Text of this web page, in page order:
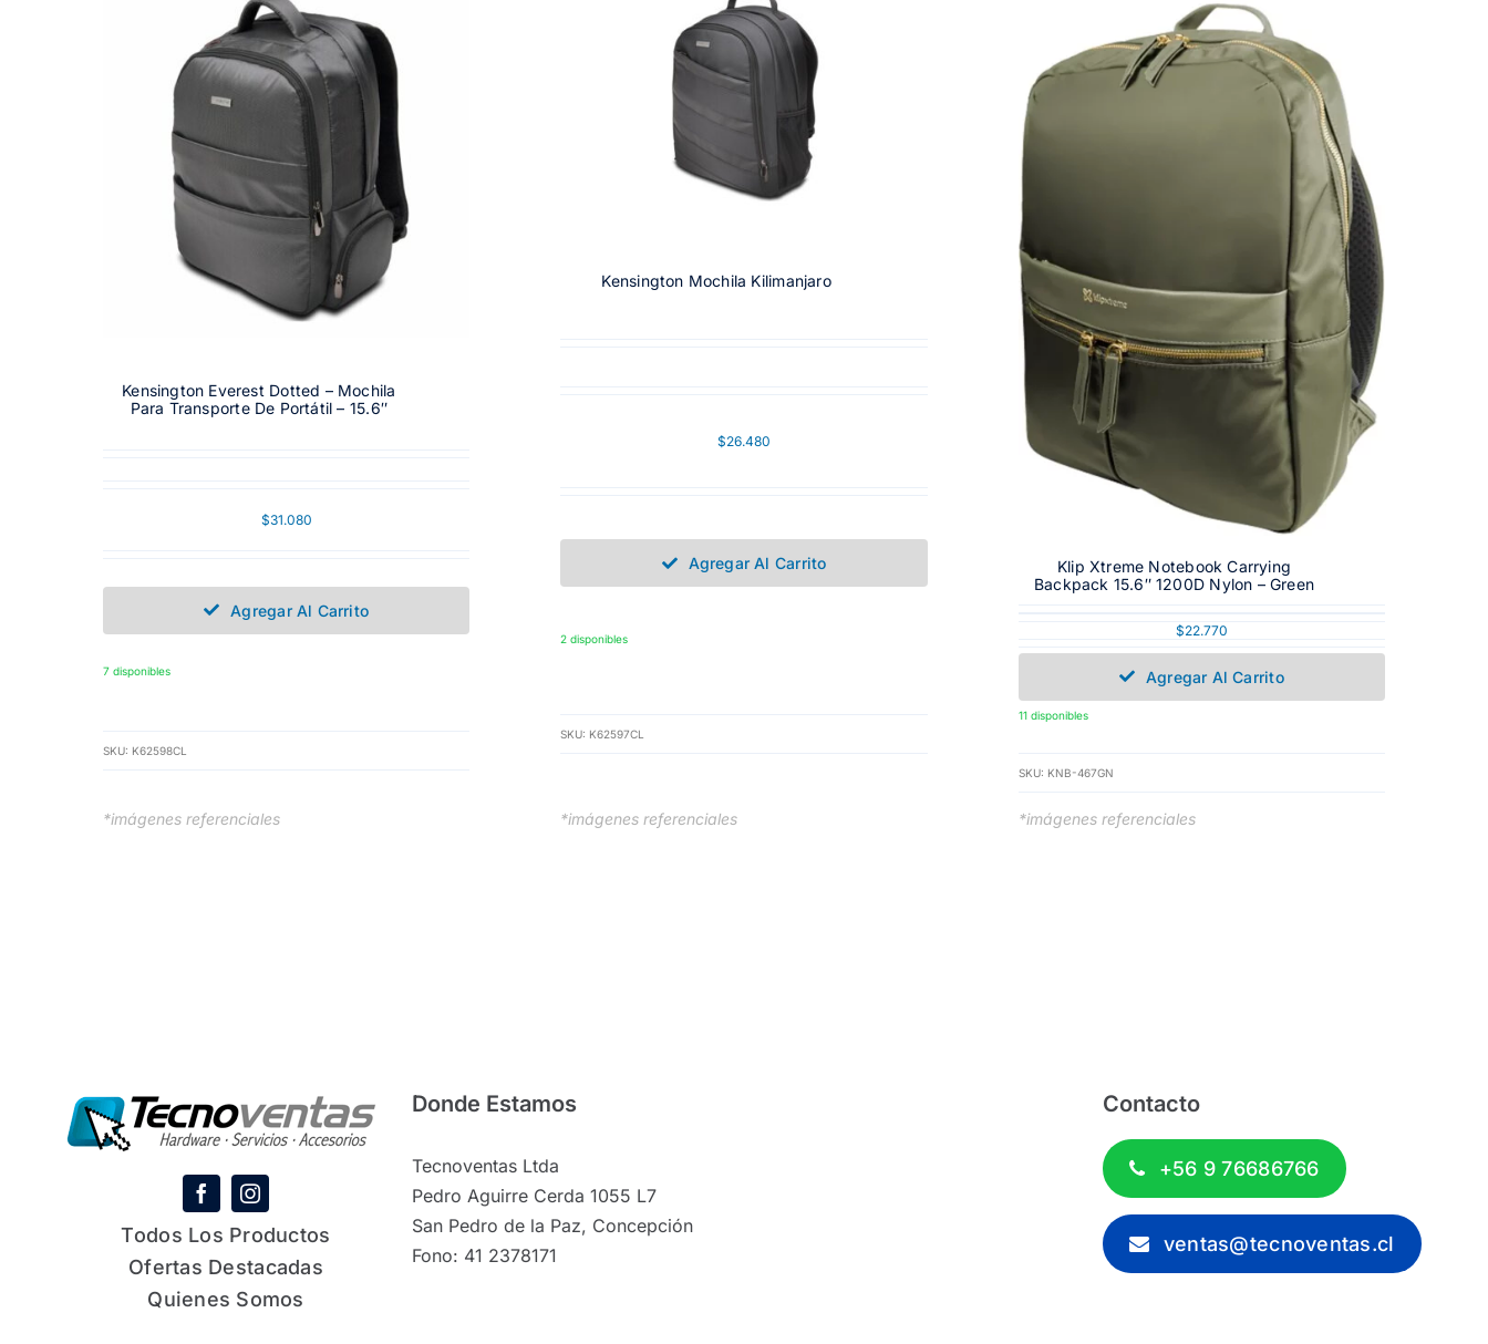
Kensington Everest Dotted – Mochila
Para Transporte De Portátil – 15.6″
$31.080
Agregar Al Carrito
7 disponibles
SKU: K62598CL
*imágenes referenciales
Kensington Mochila Kilimanjaro
$26.480
Agregar Al Carrito
2 disponibles
SKU: K62597CL
*imágenes referenciales
Klip Xtreme Notebook Carrying
Backpack 15.6″ 1200D Nylon – Green
$22.770
Agregar Al Carrito
11 disponibles
SKU: KNB-467GN
*imágenes referenciales
Todos Los Productos
Ofertas Destacadas
Quienes Somos
Donde Estamos
Tecnoventas Ltda
Pedro Aguirre Cerda 1055 L7
San Pedro de la Paz, Concepción
Fono: 41 2378171
Contacto
+56 9 76686766
ventas@tecnoventas.cl